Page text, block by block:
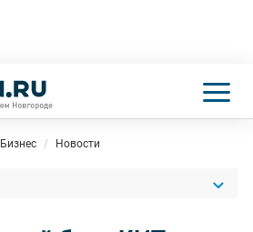
Новости